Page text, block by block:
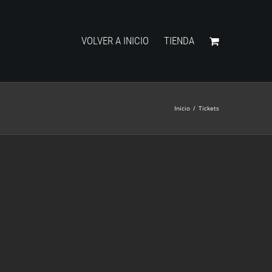
VOLVER A INICIO TIENDA
Inicio / Tickets